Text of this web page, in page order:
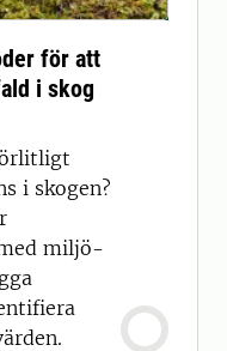
för att
i skog
i skogen?
miljö-